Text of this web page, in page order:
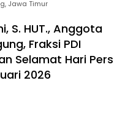
Jawa Timur
S. HUT., Anggota
Fraksi PDI
Selamat Hari Pers
2026